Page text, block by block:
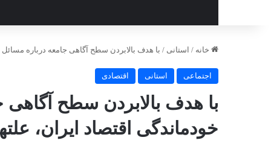
خانه / استانی / با هدف بالابردن سطح آگاهی جامعه درباره
اجتماعی استانی اقتصادی
با هدف بالابردن سطح
خودماندگی اقتصاد ایران،